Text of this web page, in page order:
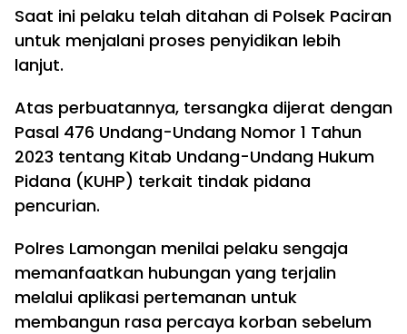
Saat ini pelaku telah ditahan di Polsek Paciran
untuk menjalani proses penyidikan lebih
lanjut.
Atas perbuatannya, tersangka dijerat dengan
Pasal 476 Undang-Undang Nomor 1 Tahun
2023 tentang Kitab Undang-Undang Hukum
Pidana (KUHP) terkait tindak pidana
pencurian.
Polres Lamongan menilai pelaku sengaja
memanfaatkan hubungan yang terjalin
melalui aplikasi pertemanan untuk
membangun rasa percaya korban sebelum